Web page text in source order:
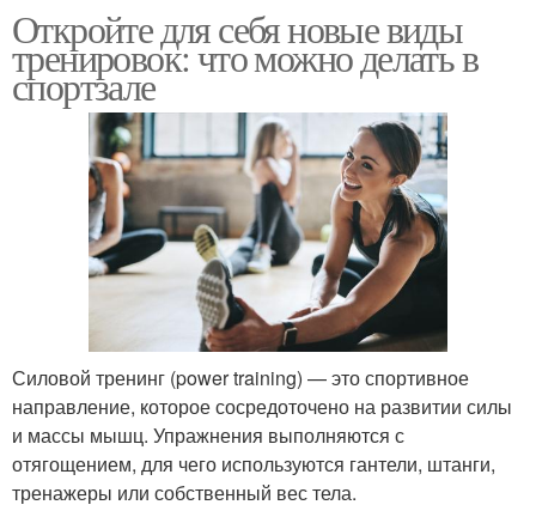
Откройте для себя новые виды
тренировок: что можно делать в
спортзале
Силовой тренинг (power training) — это спортивное
направление, которое сосредоточено на развитии силы
и массы мышц. Упражнения выполняются с
отягощением, для чего используются гантели, штанги,
тренажеры или собственный вес тела.